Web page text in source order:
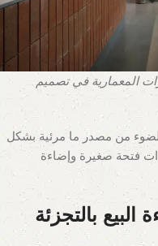
المعمارية في تصميم
من مصدر ما مرئية بشكل
فتحة صغيرة وإضاءة
بالتجزئة